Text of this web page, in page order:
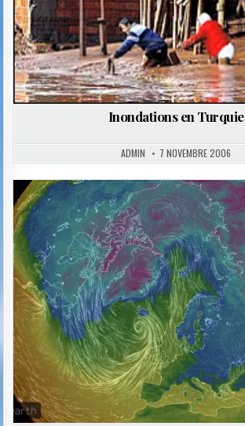
Inondations en Turquie
ADMIN 7 NOVEMBRE 2006
Posted
in